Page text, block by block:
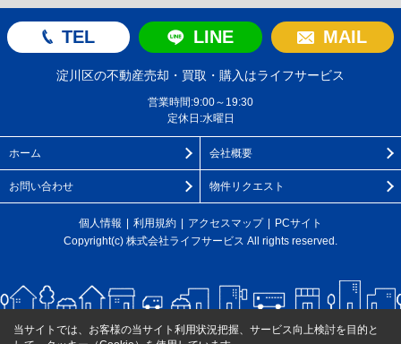
TEL LINE MAIL
淀川区の不動産売却・買取・購入はライフサービス
営業時間:9:00～19:30
定休日:水曜日
ホーム 会社概要
お問い合わせ 物件リクエスト
個人情報 利用規約 アクセスマップ
PCサイト
Copyright(c) 株式会社ライフサービス All rights reserved.
当サイトでは、お客様の当サイト利用状況把握、サービス向上検討を目的と